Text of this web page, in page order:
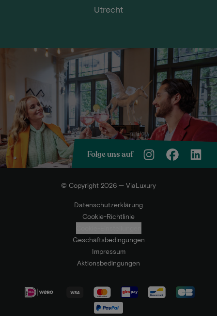
Utrecht
Folge uns auf
© Copyright 2026 — ViaLuxury
Datenschutzerklärung
Cookie-Richtlinie
Geschäftsbedingungen
Impressum
Aktionsbedingungen